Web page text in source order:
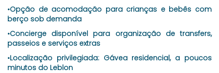
•Opção de acomodação para crianças e bebês com
berço sob demanda
•Concierge disponível para organização de transfers,
passeios e serviços extras
•Localização privilegiada: Gávea residencial, a poucos
minutos do Leblon